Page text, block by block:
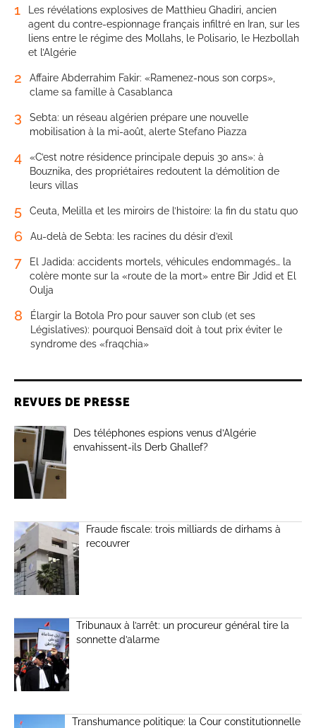
1
Les révélations explosives de Matthieu Ghadiri, ancien
agent du contre-espionnage français infiltré en Iran, sur les
liens entre le régime des Mollahs, le Polisario, le Hezbollah
et l’Algérie
2
Affaire Abderrahim Fakir: «Ramenez-nous son corps»,
clame sa famille à Casablanca
3
Sebta: un réseau algérien prépare une nouvelle
mobilisation à la mi-août, alerte Stefano Piazza
4
«C’est notre résidence principale depuis 30 ans»: à
Bouznika, des propriétaires redoutent la démolition de
leurs villas
5 Ceuta, Melilla et les miroirs de l’histoire: la fin du statu quo
6 Au-delà de Sebta: les racines du désir d’exil
7
El Jadida: accidents mortels, véhicules endommagés… la
colère monte sur la «route de la mort» entre Bir Jdid et El
Oulja
8
Élargir la Botola Pro pour sauver son club (et ses
Législatives): pourquoi Bensaïd doit à tout prix éviter le
syndrome des «fraqchia»
REVUES DE PRESSE
Des téléphones espions venus d’Algérie
envahissent-ils Derb Ghallef?
Fraude fiscale: trois milliards de dirhams à
recouvrer
Tribunaux à l’arrêt: un procureur général tire la
sonnette d’alarme
Transhumance politique: la Cour constitutionnelle